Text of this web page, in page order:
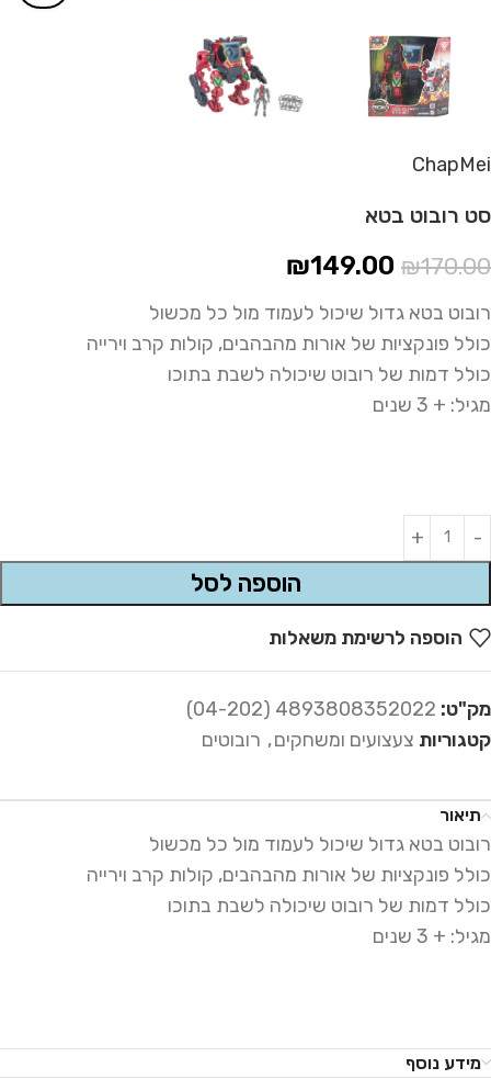
ChapMei
סט רובוט בטא
₪170.00
₪149.00
רובוט בטא גדול שיכול לעמוד מול כל מכשול
כולל פונקציות של אורות מהבהבים, קולות קרב וירייה
כולל דמות של רובוט שיכולה לשבת בתוכו
מגיל: + 3 שנים
הוספה לסל
Alternative:
הוספה לרשימת משאלות
מק"ט: 4893808352022 (04-202)
קטגוריות צעצועים ומשחקים, רובוטים
תיאור
רובוט בטא גדול שיכול לעמוד מול כל מכשול
כולל פונקציות של אורות מהבהבים, קולות קרב וירייה
כולל דמות של רובוט שיכולה לשבת בתוכו
מגיל: + 3 שנים
מידע נוסף